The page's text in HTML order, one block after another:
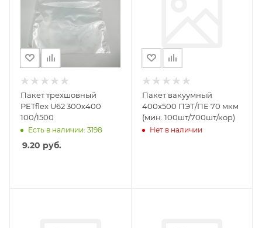
Пакет трехшовный
PETflex U62 300x400
100/1500
Есть в наличии: 3198
9.20 руб.
Пакет вакуумный
400х500 ПЭТ/ПЕ 70 мкм
(мин. 100шт/700шт/кор)
Нет в наличии